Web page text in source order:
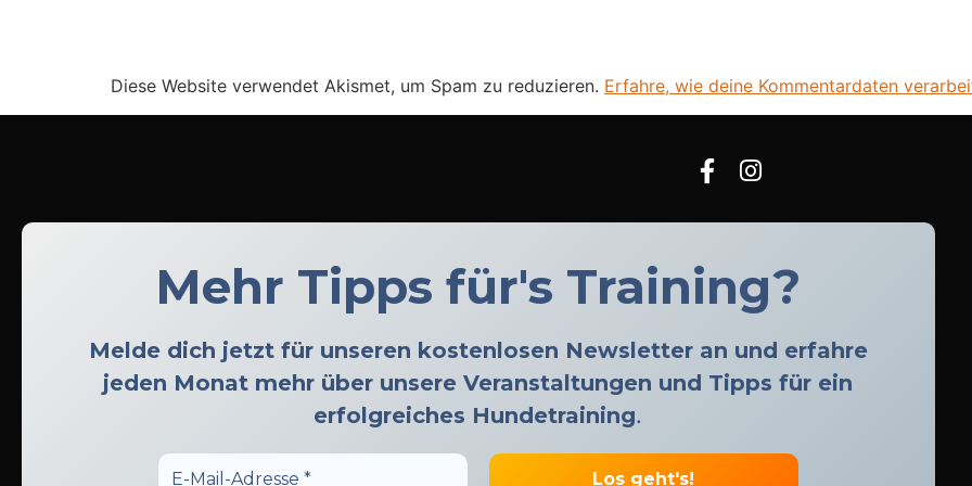
Diese Website verwendet Akismet, um Spam zu reduzieren. Erfahre, wie deine Kommentardaten
Mehr Tipps für's Training?
Melde dich jetzt für unseren kostenlosen Newsletter an und erfahre
jeden Monat mehr über unsere Veranstaltungen und Tipps für ein
erfolgreiches Hundetraining.